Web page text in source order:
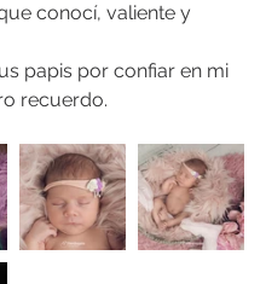
conocí, valiente y
papis por confiar en mi
recuerdo.